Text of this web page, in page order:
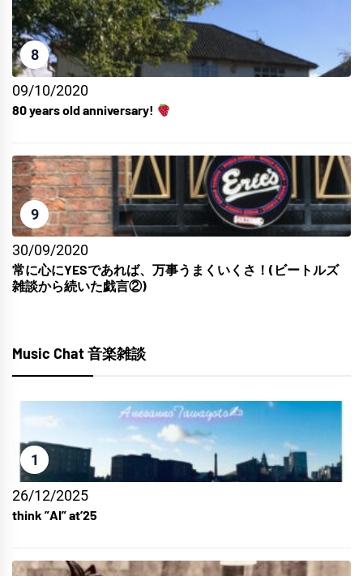
8
09/10/2020
80 years old anniversary!
9
30/09/2020
常に心にYESであれば、万事うまくいくさ！(ビートルズ
雑談から続いた戯言②)
Music Chat 音楽雑談
1
26/12/2025
think ”AI” at’25